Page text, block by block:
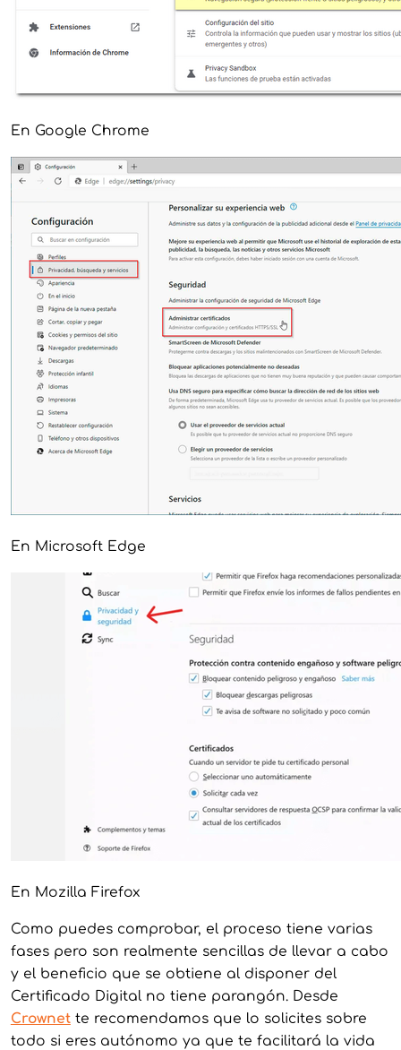
En Google Chrome
En Microsoft Edge
En Mozilla Firefox
Como puedes comprobar, el proceso tiene varias
fases pero son realmente sencillas de llevar a cabo
y el beneficio que se obtiene al disponer del
Certificado Digital no tiene parangón. Desde
Crownette recomendamos que lo solicites sobre
todo si eres autónomo ya que te facilitará la vida